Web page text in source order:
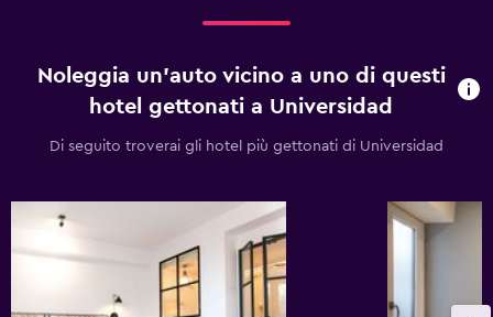
Noleggia un'auto vicino a uno di questi
hotel gettonati a Universidad
Di seguito troverai gli hotel più gettonati di Universidad